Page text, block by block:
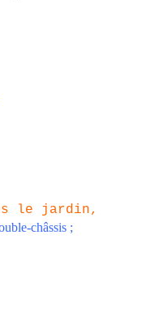
le jardin,
châssis ;